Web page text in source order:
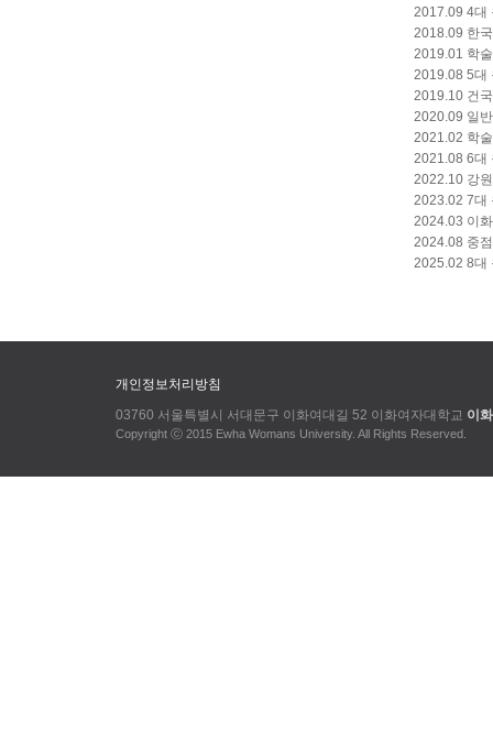
2017.09 4대
2018.09 한
2019.01 학
2019.08 5대
2019.10 건
2020.09 일
2021.02 학
2021.08 6대
2022.10 강
2023.02 7대
2024.03 이
2024.08 중
2025.02 8대
개인정보처리방침
03760 서울특별시 서대문구 이화여대길 52 이화여자대학교 이
Copyright ⓒ 2015 Ewha Womans University. All Rights Reserved.